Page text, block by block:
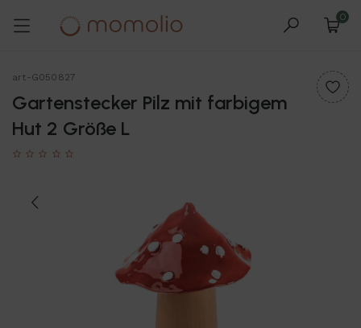
0
art-G050827
Gartenstecker Pilz mit farbigem
Hut 2 Größe L